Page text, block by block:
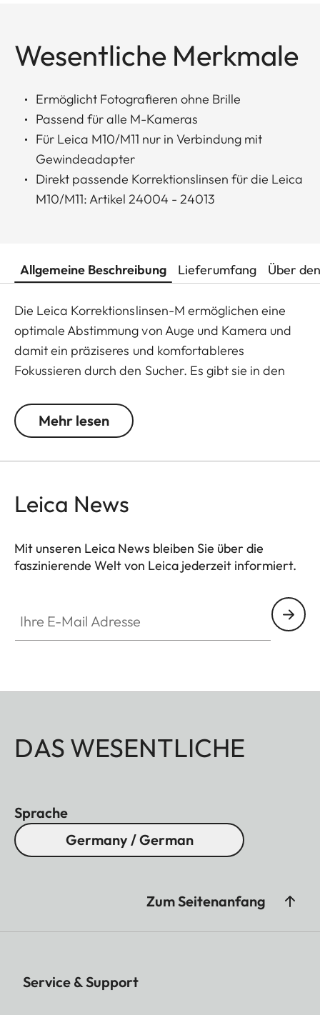
Wesentliche Merkmale
Ermöglicht Fotografieren ohne Brille
Passend für alle M-Kameras
Für Leica M10/M11 nur in Verbindung mit
Gewindeadapter
Direkt passende Korrektionslinsen für die Leica
M10/M11: Artikel 24004 - 24013
Allgemeine Beschreibung Lieferumfang Über
Die Leica Korrektionslinsen-M ermöglichen eine
optimale Abstimmung von Auge und Kamera und
damit ein präziseres und komfortableres
Fokussieren durch den Sucher. Es gibt sie in den
beachten Sie, dass der Sucher der Leica M
standardmäßig auf -0,5 Dioptrien eingestellt ist,
Mehr lesen
Leica News
Mit unseren Leica News bleiben Sie über die
faszinierende Welt von Leica jederzeit informiert.
DAS WESENTLICHE
Sprache
Germany / German
Zum Seitenanfang
Service & Support